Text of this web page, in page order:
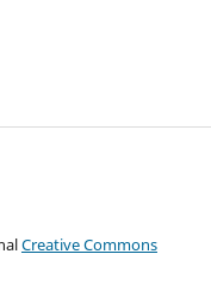
Creative Commons